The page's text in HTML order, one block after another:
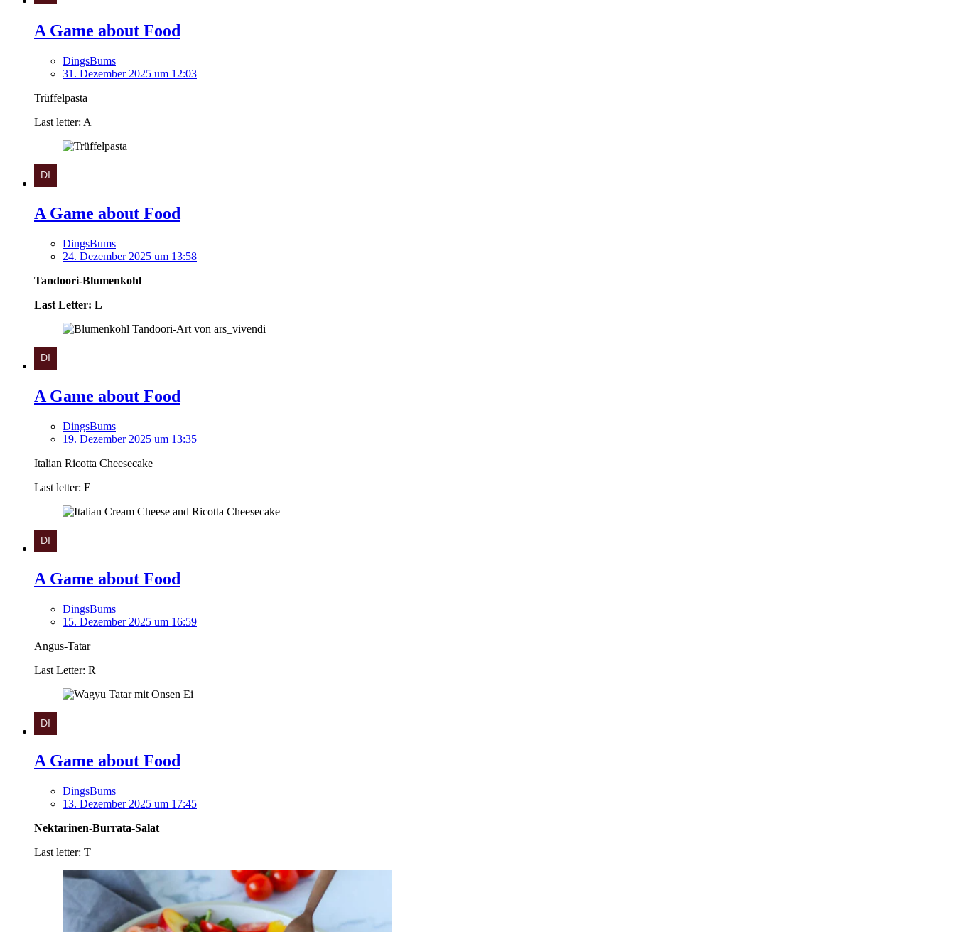
A Game about Food
DingsBums
31. Dezember 2025 um 12:03
Trüffelpasta
Last letter: A
A Game about Food
DingsBums
24. Dezember 2025 um 13:58
Tandoori-Blumenkohl
Last Letter: L
A Game about Food
DingsBums
19. Dezember 2025 um 13:35
Italian Ricotta Cheesecake
Last letter: E
A Game about Food
DingsBums
15. Dezember 2025 um 16:59
Angus-Tatar
Last Letter: R
A Game about Food
DingsBums
13. Dezember 2025 um 17:45
Nektarinen-Burrata-Salat
Last letter: T